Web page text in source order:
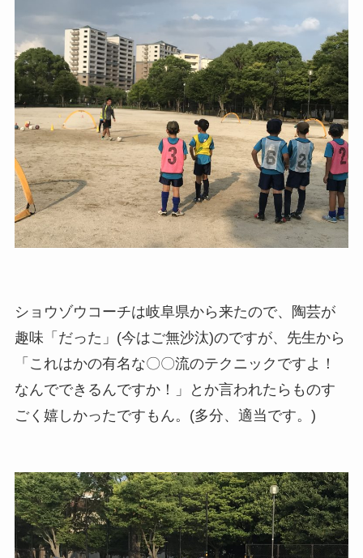
ショウゾウコーチは岐阜県から来たので、陶芸が
趣味「だった」(今はご無沙汰)のですが、先生から
「これはかの有名な〇〇流のテクニックですよ！
なんでできるんですか！」とか言われたらものす
ごく嬉しかったですもん。(多分、適当です。)